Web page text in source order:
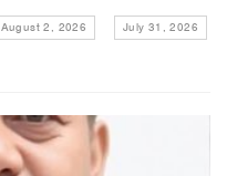
August 2, 2026 July 31, 2026